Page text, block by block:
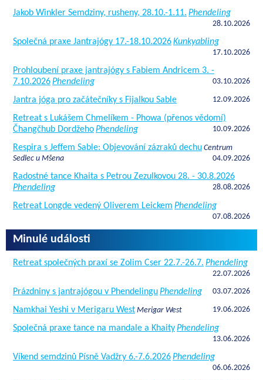
Jakob Winkler Semdziny, rusheny, 28.10.-1.11. Phendeling
28.10.2026
Společná praxe Jantrajógy 17.-18.10.2026Kunkyabling
17.10.2026
Prohloubení praxe jantrajógy s Fabiem Andricem 3. -
7.10.2026Phendeling 03.10.2026
Jantra jóga pro začátečníky s Fijalkou Sable 12.09.2026
Retreat s Lukášem Chmelíkem - Phowa (přenos vědomí)
Čhangčhub DordžehoPhendeling 10.09.2026
Respira s Jeffem Sable: Objevování zázraků dechu Centrum
Sedlec u Mšena
04.09.2026
Radostné tance Khaita s Petrou Zezulkovou 28. - 30.8.2026
Phendeling
28.08.2026
Retreat Longde vedený Oliverem Leickem Phendeling
07.08.2026
Minulé události
Retreat společných praxí se Zolim Cser 22.7.-26.7. Phendeling
22.07.2026
Prázdniny s jantrajógou v PhendelinguPhendeling 03.07.2026
Namkhai Yeshi v Merigaru West Merigar West 19.06.2026
Společná praxe tance na mandale a KhaityPhendeling
13.06.2026
Víkend semdzinů Písně Vadžry 6.-7.6.2026Phendeling
06.06.2026